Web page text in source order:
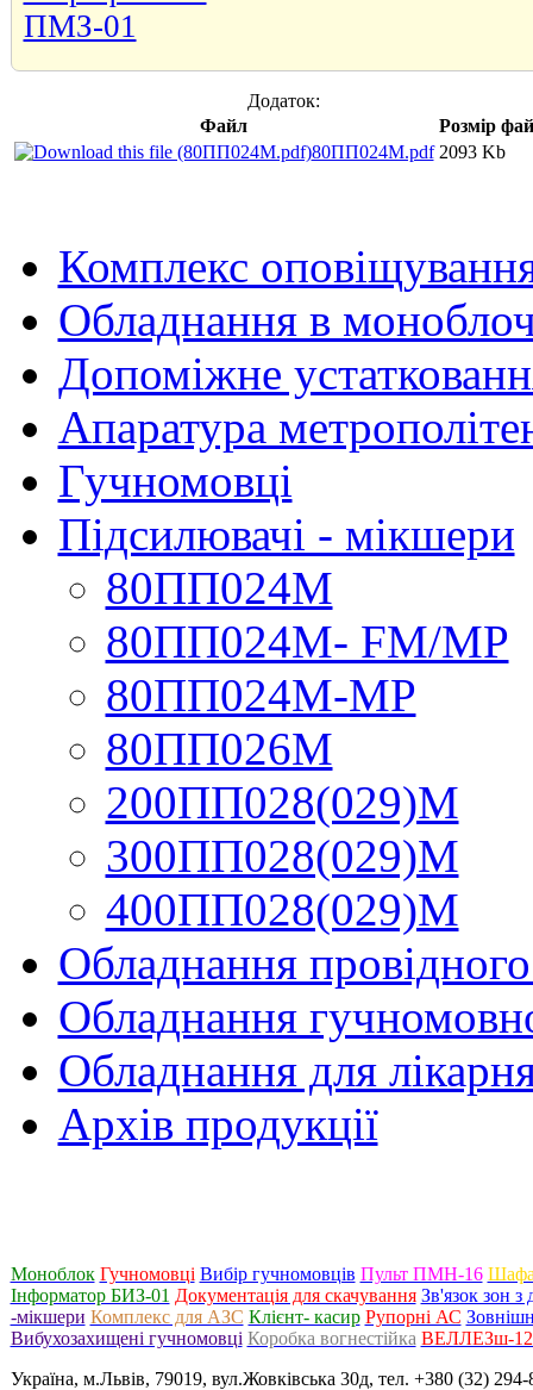
Додаток:
Файл
Розмір
80ПП024М.pdf 2093 Kb
Комплекс
Обладнання в
Допоміжне
Апаратура
Гучномовці
Підсилювачі - мікшери
80ПП024М
80ПП024М- FM/МР
80ПП024М-МР
80ПП026М
200ПП028(029)М
300ПП028(029)М
400ПП028(029)М
Обладнання провідного
Обладнання
Обладнання для
Архів продукції
Моноблок Гучномовці Вибір гучномовців Пульт ПМН-16 Шафа
Інформатор БИЗ-01 Документація для скачування Зв'язок зон
-мікшери Комплекс для АЗС Клієнт- касир Рупорні АС
Вибухозахищені гучномовці Коробка вогнестійка ВЕЛЛЕЗш-
Україна, м.Львів, 79019, вул.Жовківська 30д, тел. +380 (32)